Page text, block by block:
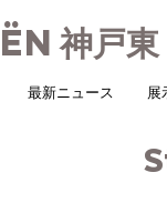
神戸東
最新ニュース 展